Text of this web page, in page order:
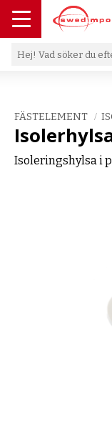
Meny
FÄSTELEMENT
Isoleringshylsa i